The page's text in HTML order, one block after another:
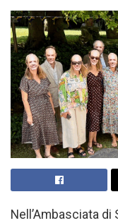
Nell’Ambasciata di